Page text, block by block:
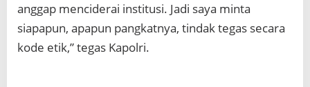
anggap menciderai institusi. Jadi saya minta
siapapun, apapun pangkatnya, tindak tegas secara
kode etik,” tegas Kapolri.